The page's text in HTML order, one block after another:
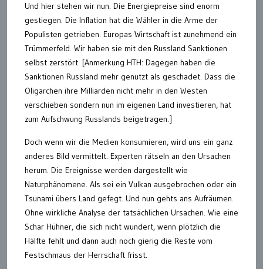
Und hier stehen wir nun. Die Energiepreise sind enorm
gestiegen. Die Inflation hat die Wähler in die Arme der
Populisten getrieben. Europas Wirtschaft ist zunehmend ein
Trümmerfeld. Wir haben sie mit den Russland Sanktionen
selbst zerstört. [Anmerkung HTH: Dagegen haben die
Sanktionen Russland mehr genutzt als geschadet. Dass die
Oligarchen ihre Milliarden nicht mehr in den Westen
verschieben sondern nun im eigenen Land investieren, hat
zum Aufschwung Russlands beigetragen.]
Doch wenn wir die Medien konsumieren, wird uns ein ganz
anderes Bild vermittelt. Experten rätseln an den Ursachen
herum. Die Ereignisse werden dargestellt wie
Naturphänomene. Als sei ein Vulkan ausgebrochen oder ein
Tsunami übers Land gefegt. Und nun gehts ans Aufräumen.
Ohne wirkliche Analyse der tatsächlichen Ursachen. Wie eine
Schar Hühner, die sich nicht wundert, wenn plötzlich die
Hälfte fehlt und dann auch noch gierig die Reste vom
Festschmaus der Herrschaft frisst.